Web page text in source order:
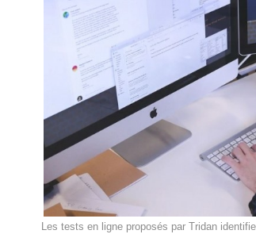
Les tests en ligne proposés par Tridan